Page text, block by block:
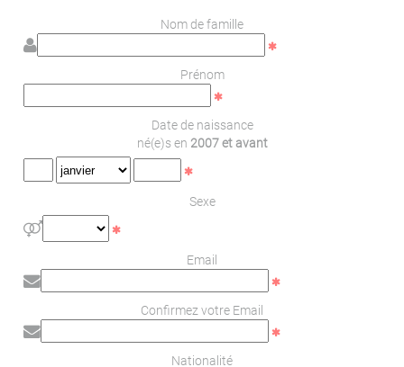
Nom de famille
Prénom
Date de naissance
né(e)s en 2007 et avant
Sexe
Email
Confirmez votre Email
Nationalité